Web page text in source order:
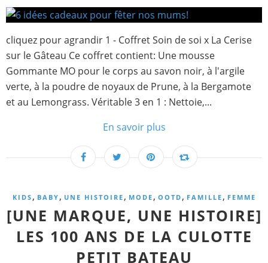
cliquez pour agrandir 1 - Coffret Soin de soi x La Cerise
sur le Gâteau Ce coffret contient: Une mousse
Gommante MO pour le corps au savon noir, à l'argile
verte, à la poudre de noyaux de Prune, à la Bergamote
et au Lemongrass. Véritable 3 en 1 : Nettoie,...
En savoir plus
KIDS, BABY, UNE HISTOIRE, MODE, OOTD, FAMILLE, FEMME
[UNE MARQUE, UNE HISTOIRE]
LES 100 ANS DE LA CULOTTE
PETIT BATEAU